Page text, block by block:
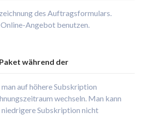
des Auftragsformulars.
Angebot benutzen.
während der
wechseln?
man auf höhere Subskription
wechseln. Man kann
Subskription nicht